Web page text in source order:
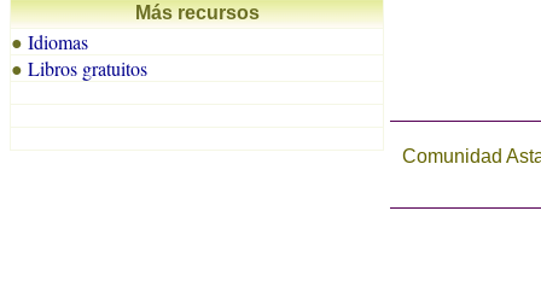
Más recursos
● Idiomas
● Libros gratuitos
Comunidad